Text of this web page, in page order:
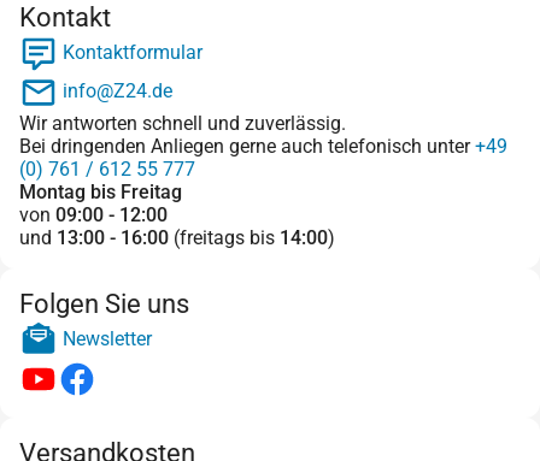
Kontakt
Kontaktformular
info@Z24.de
Wir antworten schnell und zuverlässig.
Bei dringenden Anliegen gerne auch telefonisch unter+49
(0) 761 / 612 55 777
Montag bis Freitag
von 09:00 - 12:00
und 13:00 - 16:00 (freitags bis 14:00)
Folgen Sie uns
Newsletter
Versandkosten